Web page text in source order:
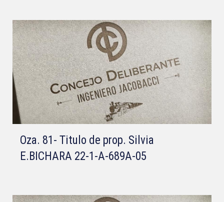
Oza. 81- Titulo de prop. Silvia
E.BICHARA 22-1-A-689A-05